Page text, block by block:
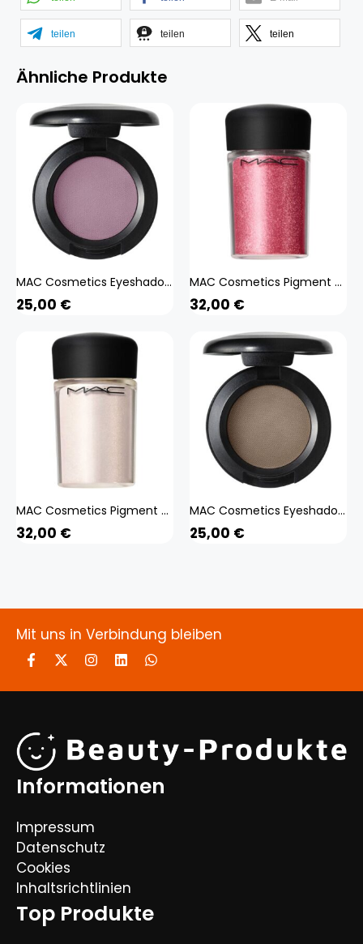
teilen teilen teilen
Ähnliche Produkte
MAC Cosmetics Eyeshadow (beige 1,5 g) Beauty, Make-up, Augen, Lidschatten
25,00 €
MAC Cosmetics Pigment (rosa 4,5 g) Beauty, Make-up, Augen, Lidschatten
32,00 €
MAC Cosmetics Pigment (weiss 4,5 g) Beauty, Make-up, Augen, Lidschatten
32,00 €
MAC Cosmetics Eyeshadow (braun 1,5 g) Beauty, Make-up, Augen, Lidschatten
25,00 €
Mit uns in Verbindung bleiben
Informationen
Impressum
Datenschutz
Cookies
Inhaltsrichtlinien
Top Produkte